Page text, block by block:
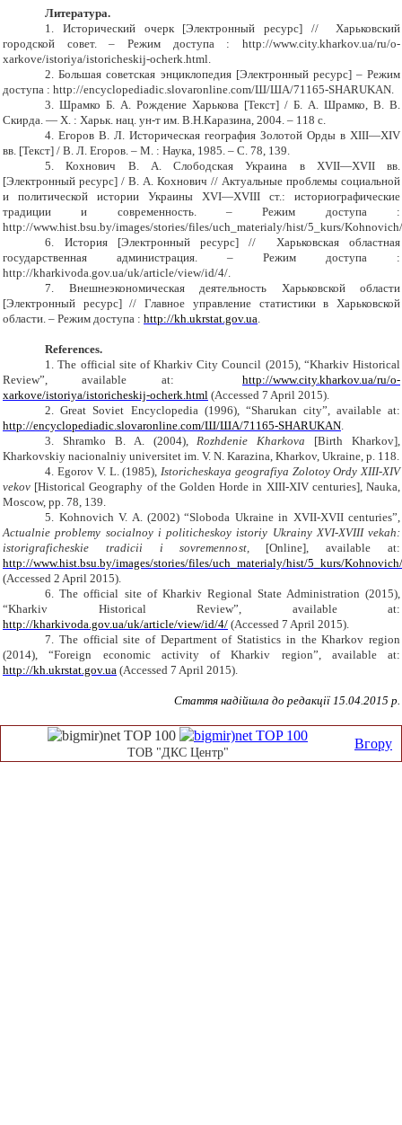
Литература.
1. Исторический очерк [Электронный ресурс] // Харьковский
городской совет. – Режим доступа : http://www.city.kharkov.ua/ru/o-
xarkove/istoriya/istoricheskij-ocherk.html.
2. Большая советская энциклопедия [Электронный ресурс] – Режим
доступа : http://encyclopediadic.slovaronline.com/Ш/ША/71165-SHARUKAN.
3. Шрамко Б. А. Рождение Харькова [Текст] / Б. А. Шрамко, В. В.
Скирда. — Х. : Харьк. нац. ун-т им. В.Н.Каразина, 2004. – 118 с.
4. Егоров В. Л. Историческая география Золотой Орды в XIII—XIV
вв. [Текст] / В. Л. Егоров. – М. : Наука, 1985. – С. 78, 139.
5. Кохнович В. А. Слободская Украина в XVII—XVII вв.
[Электронный ресурс] / В. А. Кохнович // Актуальные проблемы социальной
и политической истории Украины XVI—XVIII ст.: историографические
традиции и современность. – Режим доступа :
http://www.hist.bsu.by/images/stories/files/uch_materialy/hist/5_kurs/
6. История [Электронный ресурс] // Харьковская областная
государственная администрация. – Режим доступа :
http://kharkivoda.gov.ua/uk/article/view/id/4/.
7. Внешнеэкономическая деятельность Харьковской области
[Электронный ресурс] // Главное управление статистики в Харьковской
области. – Режим доступа : http://kh.ukrstat.gov.ua.
References.
1. The official site of Kharkiv City Council (2015), “Kharkiv Historical
Review”, available at: http://www.city.kharkov.ua/ru/o-
xarkove/istoriya/istoricheskij-ocherk.html (Accessed 7 April 2015).
2. Great Soviet Encyclopedia (1996), “Sharukan city”, available at:
http://encyclopediadic.slovaronline.com/Ш/ША/71165-SHARUKAN.
3. Shramko B. A. (2004),Rozhdenie Kharkova [Birth Kharkov],
Kharkovskiy nacionalniy universitet im. V. N. Karazina, Kharkov, Ukraine, p. 118.
4. Egorov V. L. (1985),Istoricheskaya geografiya Zolotoy Ordy XIII-XIV
vekov [Historical Geography of the Golden Horde in XIII-XIV centuries], Nauka,
Moscow, pp. 78, 139.
5. Kohnovich V. A. (2002) “Sloboda Ukraine in XVII-XVII centuries”,
Actualnie problemy socialnoy i politicheskoy istoriy Ukrainy XVI-XVIII vekah:
istorigraficheskie tradicii i sovremennost, [Online], available at:
http://www.hist.bsu.by/images/stories/files/uch_materialy/hist/5_kurs/
(Accessed 2 April 2015).
6. The official site of Kharkiv Regional State Administration (2015),
“Kharkiv Historical Review”, available at:
http://kharkivoda.gov.ua/uk/article/view/id/4/ (Accessed 7 April 2015).
7. The official site of Department of Statistics in the Kharkov region
(2014), “Foreign economic activity of Kharkiv region”, available at:
http://kh.ukrstat.gov.ua (Accessed 7 April 2015).
Стаття надійшла до редакції 15.04.2015 р.
Вгору
ТОВ "ДКС Центр"